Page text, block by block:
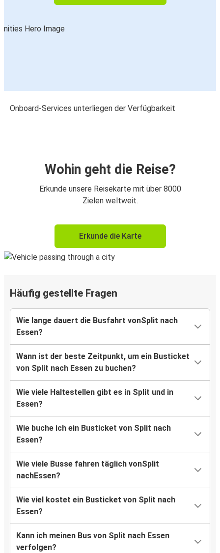
Onboard-Services unterliegen der Verfügbarkeit
Wohin geht die Reise?
Erkunde unsere Reisekarte mit über 8000
Zielen weltweit.
Erkunde die Karte
Häufig gestellte Fragen
Wie lange dauert die Busfahrt vonSplit nach
Essen?
Wann ist der beste Zeitpunkt, um ein Busticket
von Split nach Essen zu buchen?
Wie viele Haltestellen gibt es in Split und in
Essen?
Wie buche ich ein Busticket von Split nach
Essen?
Wie viele Busse fahren täglich vonSplit
nachEssen?
Wie viel kostet ein Busticket von Split nach
Essen?
Kann ich meinen Bus von Split nach Essen
verfolgen?